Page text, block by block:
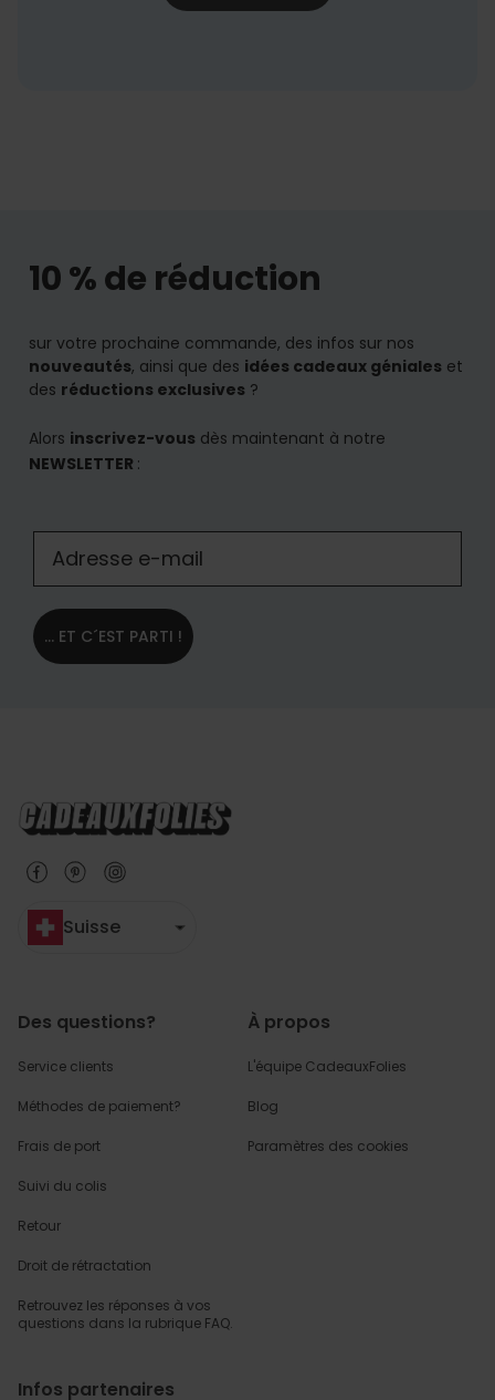
10 % de réduction
sur votre prochaine commande, des infos sur nos
nouveautés, ainsi que des idées cadeaux géniales et
des réductions exclusives ?
Alors inscrivez-vous dès maintenant à notre
NEWSLETTER :
... ET C´EST PARTI !
Suisse
Des questions?
Service clients
Méthodes de paiement?
Frais de port
Suivi du colis
Retour
Droit de rétractation
Retrouvez les réponses à vos
questions dans la rubrique FAQ.
À propos
L'équipe CadeauxFolies
Blog
Paramètres des cookies
Infos partenaires